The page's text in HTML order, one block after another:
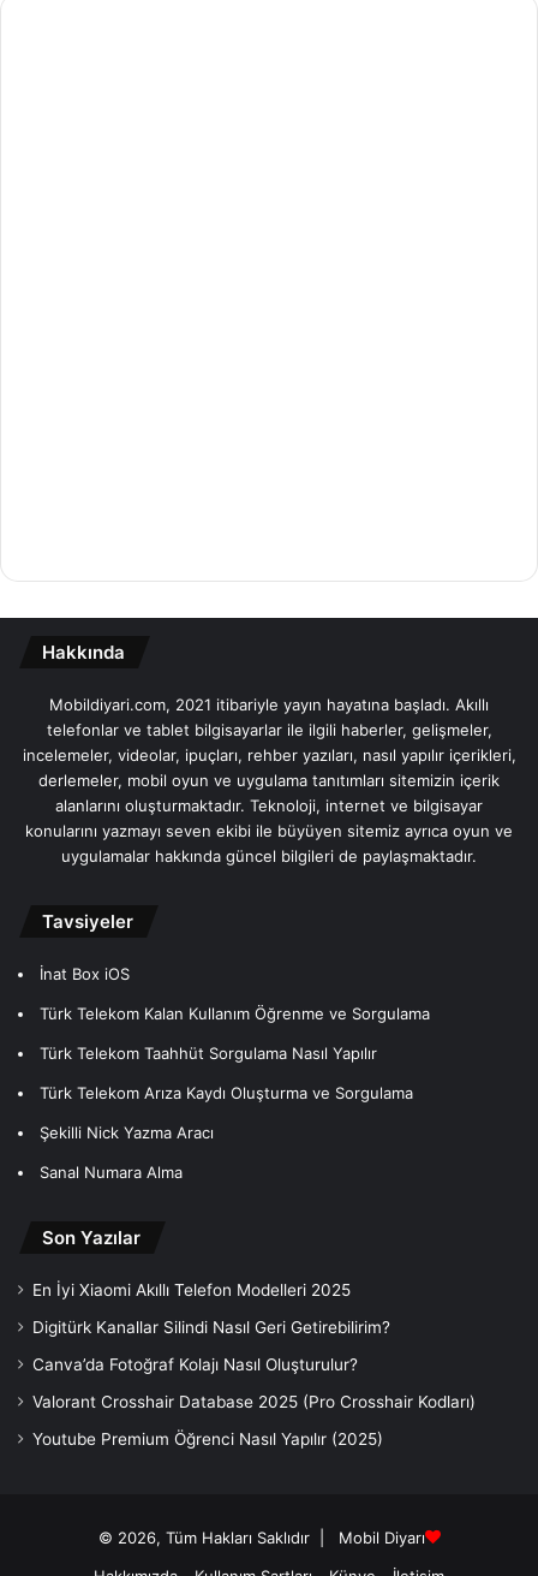
Hakkında
Mobildiyari.com, 2021 itibariyle yayın hayatına başladı. Akıllı
telefonlar ve tablet bilgisayarlar ile ilgili haberler, gelişmeler,
incelemeler, videolar, ipuçları, rehber yazıları, nasıl yapılır içerikleri,
derlemeler, mobil oyun ve uygulama tanıtımları sitemizin içerik
alanlarını oluşturmaktadır. Teknoloji, internet ve bilgisayar
konularını yazmayı seven ekibi ile büyüyen sitemiz ayrıca oyun ve
uygulamalar hakkında güncel bilgileri de paylaşmaktadır.
Tavsiyeler
İnat Box iOS
Türk Telekom Kalan Kullanım Öğrenme ve Sorgulama
Türk Telekom Taahhüt Sorgulama Nasıl Yapılır
Türk Telekom Arıza Kaydı Oluşturma ve Sorgulama
Şekilli Nick Yazma Aracı
Sanal Numara Alma
Son Yazılar
En İyi Xiaomi Akıllı Telefon Modelleri 2025
Digitürk Kanallar Silindi Nasıl Geri Getirebilirim?
Canva’da Fotoğraf Kolajı Nasıl Oluşturulur?
Valorant Crosshair Database 2025 (Pro Crosshair Kodları)
Youtube Premium Öğrenci Nasıl Yapılır (2025)
© 2026, Tüm Hakları Saklıdır | Mobil Diyarı